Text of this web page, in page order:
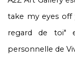
take my eyes off
regard de toi"
personnelle de